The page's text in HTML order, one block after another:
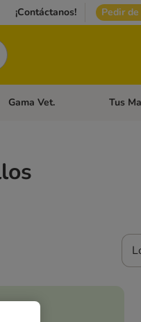
¡Contáctanos! Pedir
Gatos
Menú de categoria abierto: Otros
Gama Vet. Menú
Tus